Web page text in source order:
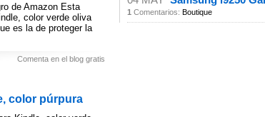
de Amazon Esta
color verde oliva
es la de proteger la
Comenta en el blog gratis
color púrpura
1 Comentarios: Boutique